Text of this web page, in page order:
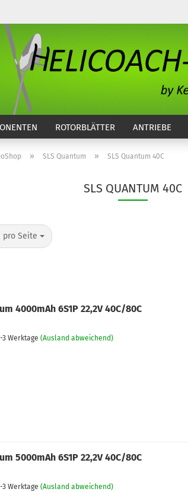
ROTORBLÄTTER ANTRIEBE
» SLS Quantum » SLS Quantum 40C
SLS QUANTUM 40C
pro Seite
Seite
4000mAh 6S1P 22,2V 40C/80C
3 Werktage (Ausland abweichend)
5000mAh 6S1P 22,2V 40C/80C
3 Werktage (Ausland abweichend)